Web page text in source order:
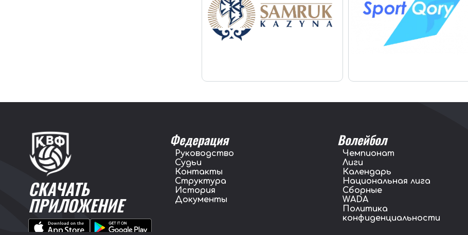
СКАЧАТЬ
ПРИЛОЖЕНИЕ
Федерация
Руководство
Судьи
Контакты
Структура
История
Документы
Волейбол
Чемпионат
Лиги
Календарь
Национальная лига
Сборные
WADA
Политика
конфиденциальности